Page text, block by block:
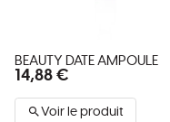
BEAUTY DATE AMPOULE
14,88 €
Voir le produit